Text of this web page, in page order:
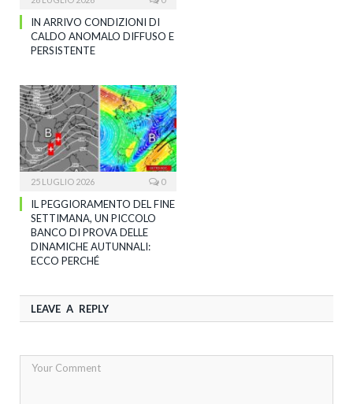
IN ARRIVO CONDIZIONI DI
CALDO ANOMALO DIFFUSO E
PERSISTENTE
25 LUGLIO 2026 0
IL PEGGIORAMENTO DEL FINE
SETTIMANA, UN PICCOLO
BANCO DI PROVA DELLE
DINAMICHE AUTUNNALI:
ECCO PERCHÉ
LEAVE A REPLY